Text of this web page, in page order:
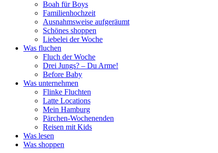
Boah für Boys
Familienhochzeit
Ausnahmsweise aufgeräumt
Schönes shoppen
Liebelei der Woche
Was fluchen
Fluch der Woche
Drei Jungs? – Du Arme!
Before Baby
Was unternehmen
Flinke Fluchten
Latte Locations
Mein Hamburg
Pärchen-Wochenenden
Reisen mit Kids
Was lesen
Was shoppen